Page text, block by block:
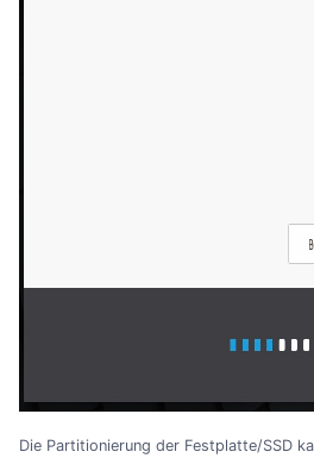
Die Partitionierung der Festplatte/SSD